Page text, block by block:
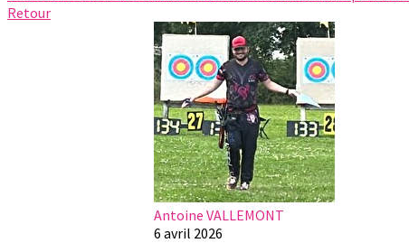
Retour
Antoine VALLEMONT
6 avril 2026